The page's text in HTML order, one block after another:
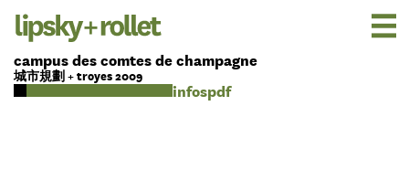
campus des comtes de champagne
城市規劃 + troyes 2009
pdf